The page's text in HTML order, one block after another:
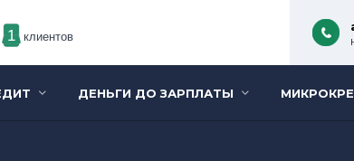
1 клиентов
ДЕНЬГИ ДО ЗАРПЛАТЫ